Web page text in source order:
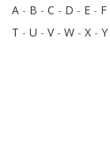
A - B - C - D - E - F
T - U - V- W - X - Y